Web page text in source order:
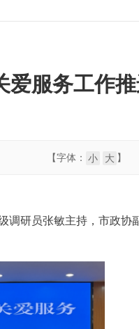
爱服务工作
【字体： 小 大 】
调研员张敏主持，市政协